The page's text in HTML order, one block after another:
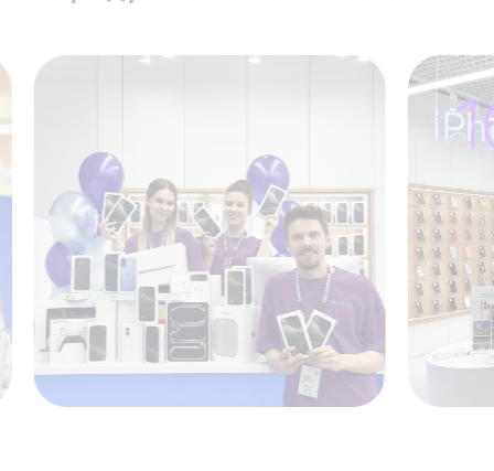
предлагаются на выбор детали класса «Original»
(максимальное соответствие) или аналог
предоставляются по
факту ремонта в каждом случае, вне зависимости
от типа используемых запчастей. Отвечая за
качество ремонта, мы выдаем гарантийный талон.
Тип запчастей влияет на условия и срок гарантии.